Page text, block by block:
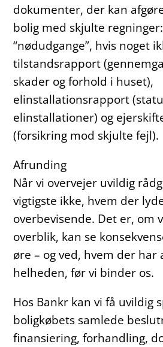
dokumenter, der kan
bolig med skjulte
“nødudgange”, hvis noget
tilstandsrapport
skader og forhold i huset),
elinstallationsrapport
elinstallationer) og
(forsikring mod skjulte fejl).
Afrunding
Når vi overvejer uvildig
vigtigste ikke, hvem der
overbevisende. Det er, om
overblik, kan se
øre – og ved, hvem der har
helheden, før vi binder os.
Hos Bankr kan vi få uvildig
boligkøbets samlede
finansiering, forhandling,